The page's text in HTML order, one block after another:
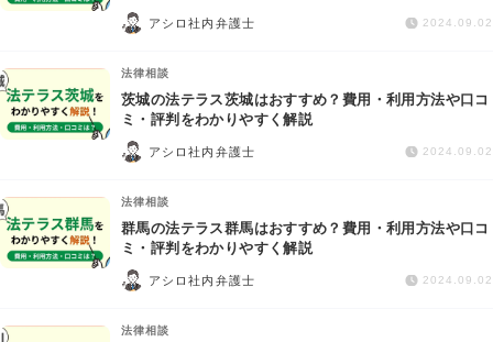
アシロ社内弁護士 2024.09.02
法律相談
茨城の法テラス茨城はおすすめ？費用・利用方法や口コ
ミ・評判をわかりやすく解説
アシロ社内弁護士 2024.09.02
法律相談
群馬の法テラス群馬はおすすめ？費用・利用方法や口コ
ミ・評判をわかりやすく解説
アシロ社内弁護士 2024.09.02
法律相談